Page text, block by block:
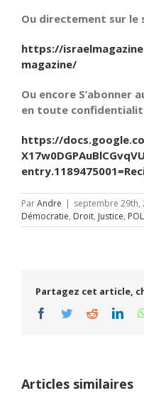
Ou directement sur le
https://
magazine/
Ou encore S’abonner
en toute
https://
ParAndre | septembre 29th,
Démocratie, Droit, Justice,
Partagez cet article,
Facebook
TwitterReddit
Articles similaires